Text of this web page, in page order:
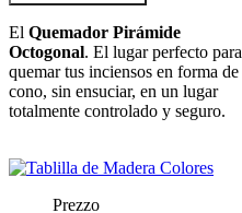
El Quemador Pirámide
Octogonal. El lugar perfecto para
quemar tus inciensos en forma de
cono, sin ensuciar, en un lugar
totalmente controlado y seguro.
Prezzo